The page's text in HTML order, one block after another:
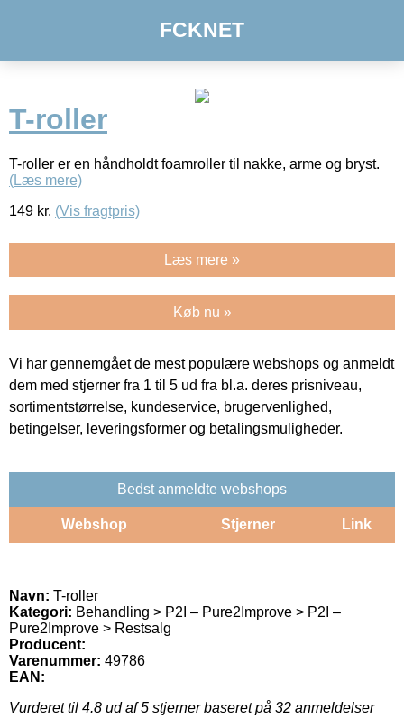
FCKNET
T-roller
T-roller er en håndholdt foamroller til nakke, arme og bryst.
(Læs mere)
149 kr. (Vis fragtpris)
Læs mere »
Køb nu »
Vi har gennemgået de mest populære webshops og anmeldt
dem med stjerner fra 1 til 5 ud fra bl.a. deres prisniveau,
sortimentstørrelse, kundeservice, brugervenlighed,
betingelser, leveringsformer og betalingsmuligheder.
Bedst anmeldte webshops
Webshop Stjerner Link
Navn: T-roller
Kategori: Behandling > P2I – Pure2Improve > P2I –
Pure2Improve > Restsalg
Producent:
Varenummer: 49786
EAN:
Vurderet til 4.8 ud af 5 stjerner baseret på 32 anmeldelser